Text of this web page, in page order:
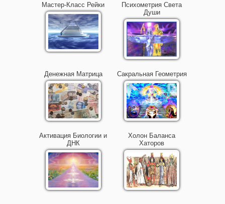
Мастер-Класс Рейки
Психометрия Света
Души
Денежная Матрица Сакральная Геометрия
Активация Биологии и
ДНК
Холон Баланса
Хаторов